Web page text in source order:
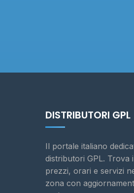
DISTRIBUTORI GPL
Il portale italiano
distributori GPL. Trova
prezzi, orari e servizi
zona con